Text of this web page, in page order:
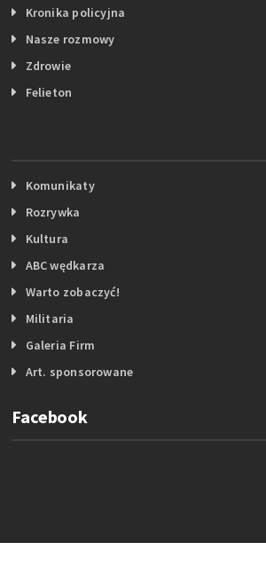
Kronika policyjna
Nasze rozmowy
Zdrowie
Felieton
Komunikaty
Rozrywka
Kultura
ABC wędkarza
Warto zobaczyć!
Militaria
Galeria Firm
Art. sponsorowane
Facebook